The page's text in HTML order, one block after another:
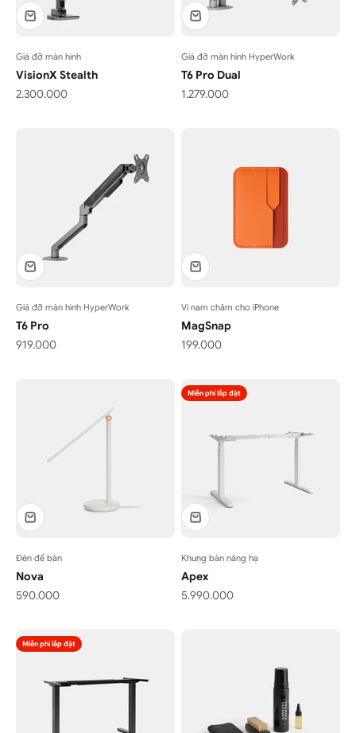
Giá đỡ màn hình
VisionX Stealth
Giá bán
2.300.000
Giá đỡ màn hình HyperWork
T6 Pro Dual
Giá bán
1.279.000
Giá đỡ màn hình HyperWork
T6 Pro
Giá bán
919.000
Ví nam châm cho iPhone
MagSnap
Giá bán
199.000
Đèn để bàn
Nova
Giá bán
590.000
Miễn phí lắp đặt
Khung bàn nâng hạ
Apex
Giá bán
5.990.000
Miễn phí lắp đặt